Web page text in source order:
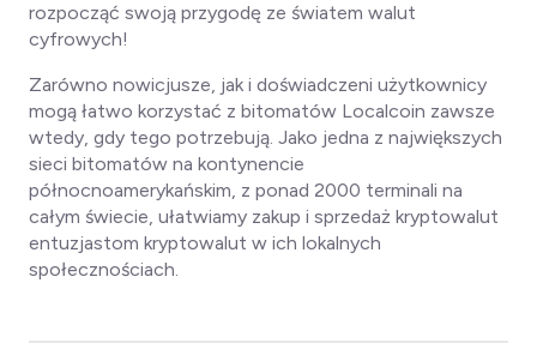
rozpocząć swoją przygodę ze światem walut
cyfrowych!
Zarówno nowicjusze, jak i doświadczeni użytkownicy
mogą łatwo korzystać z bitomatów Localcoin zawsze
wtedy, gdy tego potrzebują. Jako jedna z największych
sieci bitomatów na kontynencie
północnoamerykańskim, z ponad 2000 terminali na
całym świecie, ułatwiamy zakup i sprzedaż kryptowalut
entuzjastom kryptowalut w ich lokalnych
społecznościach.